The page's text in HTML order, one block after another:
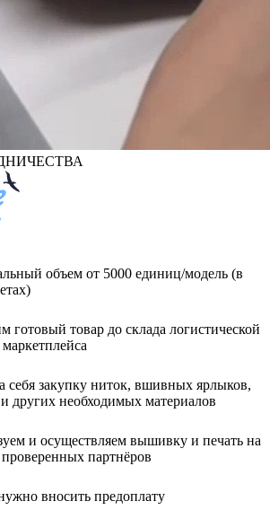
объем от 5000 единиц/модель (в
готовый товар до склада логистической
себя закупку ниток, вшивных ярлыков,
других необходимых материалов
и осуществляем вышивку и печать на
партнёров
вносить предоплату